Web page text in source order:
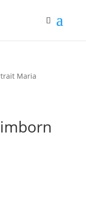
Maria